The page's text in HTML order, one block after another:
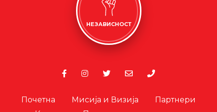
НЕЗАВИСНОСТ
Почетна Мисија и Визија
Партнери